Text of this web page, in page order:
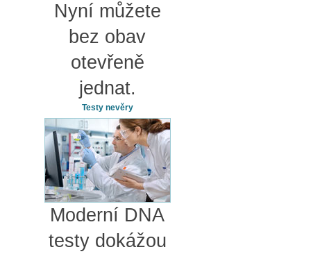
Nyní můžete
bez obav
otevřeně
jednat.
Testy nevěry
Moderní DNA
testy dokážou